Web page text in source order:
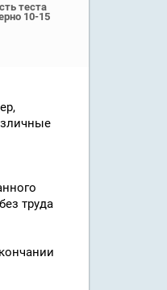
теста
10-15
труда